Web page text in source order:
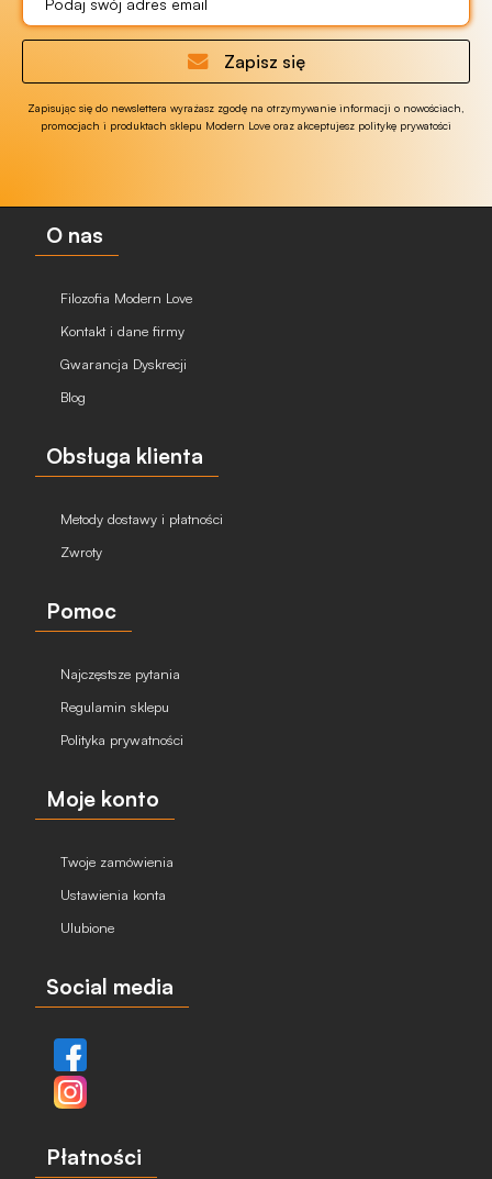
Zapisz się
Zapisując się do newslettera wyrażasz zgodę na otrzymywanie informacji o nowościach,
promocjach i produktach sklepu Modern Love oraz akceptujesz politykę prywatości
O nas
Filozofia Modern Love
Kontakt i dane firmy
Gwarancja Dyskrecji
Blog
Obsługa klienta
Metody dostawy i płatności
Zwroty
Pomoc
Najczęstsze pytania
Regulamin sklepu
Polityka prywatności
Moje konto
Twoje zamówienia
Ustawienia konta
Ulubione
Social media
Płatności